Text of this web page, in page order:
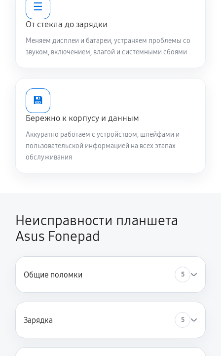
☰
От стекла до зарядки
Меняем дисплеи и батареи, устраняем проблемы со
звуком, включением, влагой и системными сбоями
💾
Бережно к корпусу и данным
Аккуратно работаем с устройством, шлейфами и
пользовательской информацией на всех этапах
обслуживания
Неисправности планшета
Asus Fonepad
Общие поломки 5
Зарядка 5